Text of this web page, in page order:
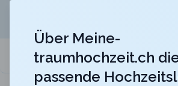
meine-traumhochzeit.ch
Über Meine-
traumhochzeit.ch
passende